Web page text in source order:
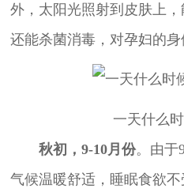
外，太阳光照射到皮肤上，
还能杀菌消毒，对孕妇的身
一天什么时
秋初，9-10月份。由于
气候温暖舒适，睡眠食欲